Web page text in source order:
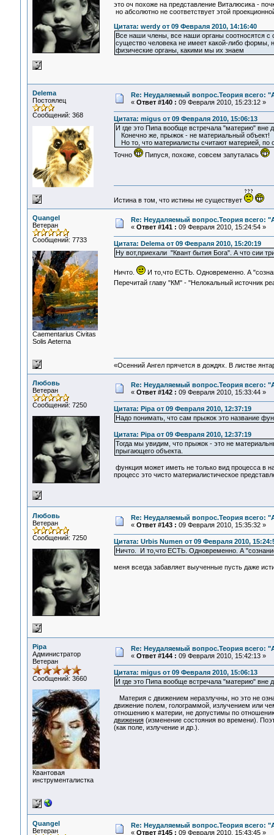
это оч похоже на представление Виталюсика -
но абсолютно не соответствует этой
Цитата: werdy от 09 Февраля 2010, 14:16:40
Все наши члены, все наши органы соотносятся
существо человека не имеет какой-либо формы,
физические органы, какими мы их знаем
Delema
Постоялец
Сообщений: 368
Re: Неудаляемый вопрос.Теория всего:
« Ответ #140 : 09 Февраля 2010, 15:23:12 »
Цитата: migus от 09 Февраля 2010, 15:06:13
И где это Пипа вообще встречала "материю" вне
Конечно же, прыжок - не материальный объект!
Но то, что материалисты считают материей,
Точно
Пипуся, похоже, совсем запуталась
Истина в том, что истины не существует
Quangel
Ветеран
Сообщений: 7733
Сaementarius Civitas
Solis Aeterna
Re: Неудаляемый вопрос.Теория всего:
« Ответ #141 : 09 Февраля 2010, 15:24:54 »
Цитата: Delema от 09 Февраля 2010, 15:20:19
Ну вот,приехали "Квант бытия Бога". А что сии
Ничто.
И то,что ЕСТЬ. Одновременно. А
Перечитай главу "КМ" - "Нелокальный источник
«Осенний Ангел прячется в дождях. В листве
Любовь
Ветеран
Сообщений: 7250
Re: Неудаляемый вопрос.Теория всего:
« Ответ #142 : 09 Февраля 2010, 15:33:44 »
Цитата: Pipa от 09 Февраля 2010, 12:37:19
Надо понимать, что сам прыжок это название
Цитата: Pipa от 09 Февраля 2010, 12:37:19
Тогда мы увидим, что прыжок - это не
прыгающего объекта.
функция может иметь не только вид процесса в
процесс это чисто материалистическое
Любовь
Ветеран
Сообщений: 7250
Re: Неудаляемый вопрос.Теория всего:
« Ответ #143 : 09 Февраля 2010, 15:35:32 »
Цитата: Urbis Numen от 09 Февраля 2010,
Ничто. И то,что ЕСТЬ. Одновременно. А
меня всегда забавляет выученные пусть даже
Pipa
Администратор
Ветеран
Сообщений: 3660
Квантовая
инструменталистка
Re: Неудаляемый вопрос.Теория всего:
« Ответ #144 : 09 Февраля 2010, 15:42:13 »
Цитата: migus от 09 Февраля 2010, 15:06:13
И где это Пипа вообще встречала "материю" вне
Материя с движением неразлучны, но это не
движение полем, голограммой, излучением или
отношению к материи, не допустимы по
движения(изменение состояния во времени).
(как поле, излучение и др.).
Quangel
Ветеран
Re: Неудаляемый вопрос.Теория всего:
« Ответ #145 : 09 Февраля 2010, 15:43:45 »